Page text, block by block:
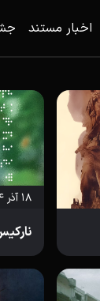
اخبار مستند
۱۸ آذر ۱۴۰۴